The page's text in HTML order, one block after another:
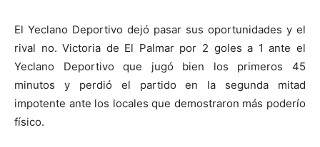
El Yeclano Deportivo dejó pasar sus oportunidades y el
rival no. Victoria de El Palmar por 2 goles a 1 ante el
Yeclano Deportivo que jugó bien los primeros 45
minutos y perdió el partido en la segunda mitad
impotente ante los locales que demostraron más poderío
físico.